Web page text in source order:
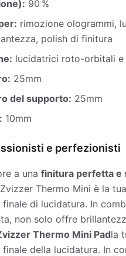
90 %
rimozione ologrammi,
polish di finitura
lucidatrici roto-orbitali
25mm
del supporto: 25mm
10mm
e perfezionisti
a una finitura perfetta e
Thermo Mini è la
finale di lucidatura. In
non solo offre
Thermo Mini Padla
finale della lucidatura. In